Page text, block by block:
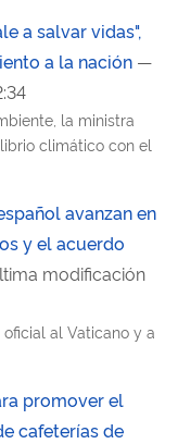
a salvar vidas",
a la nación —
la ministra
climático con el
avanzan en
y el acuerdo
modificación
al Vaticano y a
promover el
cafeterías de